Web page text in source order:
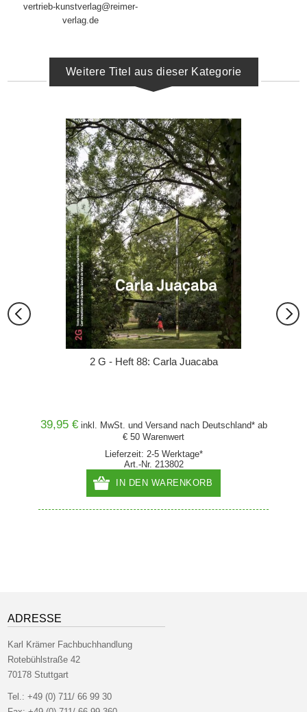
vertrieb-kunstverlag@reimer-
verlag.de
Weitere Titel aus dieser Kategorie
2 G - Heft 88: Carla Juacaba
39,95 € inkl. MwSt. und Versandnach Deutschland* ab
€ 50 Warenwert
Lieferzeit: 2-5 Werktage*
Art.-Nr. 213802
IN DEN WARENKORB
ADRESSE
Karl Krämer Fachbuchhandlung
Rotebühlstraße 42
70178 Stuttgart
Tel.:+49 (0) 711/ 66 99 30